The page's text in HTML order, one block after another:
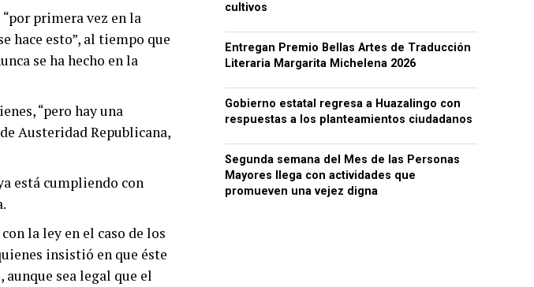
primera vez en la
hace esto”, al tiempo que
se ha hecho en la
“pero hay una
Austeridad Republicana,
está cumpliendo con
la ley en el caso de los
insistió en que éste
sea legal que el
cultivos
Entregan Premio Bellas Artes de Traducción
Literaria Margarita Michelena 2026
Gobierno estatal regresa a Huazalingo con
respuestas a los planteamientos ciudadanos
Segunda semana del Mes de las Personas
Mayores llega con actividades que
promueven una vejez digna